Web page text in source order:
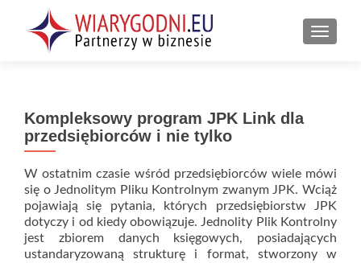
Kompleksowy program JPK Link dla
przedsiębiorców i nie tylko
W ostatnim czasie wśród przedsiębiorców wiele mówi
się o Jednolitym Pliku Kontrolnym zwanym JPK. Wciąż
pojawiają się pytania, których przedsiębiorstw JPK
dotyczy i od kiedy obowiązuje. Jednolity Plik Kontrolny
jest zbiorem danych księgowych, posiadających
ustandaryzowaną strukturę i format, stworzony w